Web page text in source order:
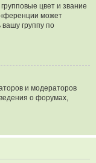
цвет и звание
может
группу по
и модераторов
о форумах,